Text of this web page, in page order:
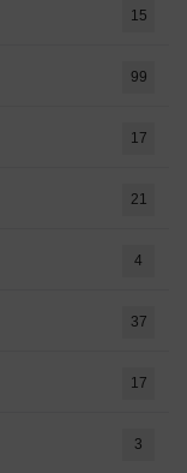
15
99
17
21
4
37
17
3